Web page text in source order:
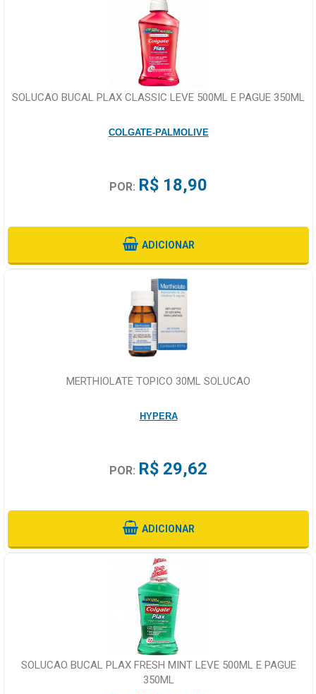
SOLUCAO BUCAL PLAX CLASSIC LEVE 500ML E PAGUE 350ML
COLGATE-PALMOLIVE
POR: R$ 18,90
ADICIONAR
MERTHIOLATE TOPICO 30ML SOLUCAO
HYPERA
POR: R$ 29,62
ADICIONAR
SOLUCAO BUCAL PLAX FRESH MINT LEVE 500ML E PAGUE
350ML